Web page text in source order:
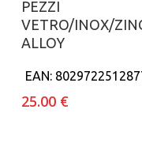
PEZZI
VETRO/INOX/
ALLOY
EAN:
25.00 €